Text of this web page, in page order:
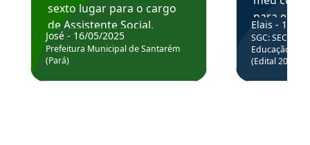
sexto lugar para o cargo
de Assistente Social.
Hoje estou atuando na
Prefeitura de Santarém.
José - 16/05/2025
Prefeitura Municipal de Santarém
(Pará)
para
colocar
através
de
Elais - 15/
SGC: SEC BA
Educação
(Edital